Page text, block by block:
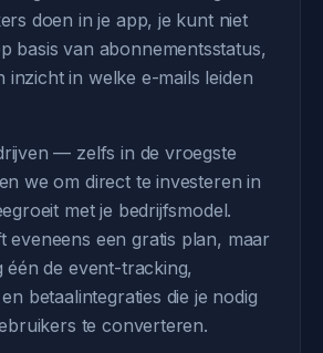
doen in je app, je kunt niet
basis van abonnementsstatus,
inzicht in welke e-mails leiden
— zelfs in de vroegste
we om direct te investeren in
met je bedrijfsmodel.
eveneens een gratis plan, maar
één de event-tracking,
betaalintegraties die je nodig
te converteren.